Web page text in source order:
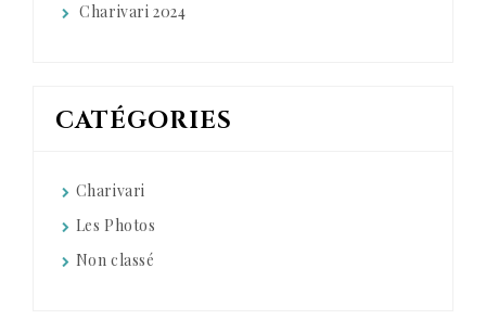
Charivari 2024
CATÉGORIES
Charivari
Les Photos
Non classé